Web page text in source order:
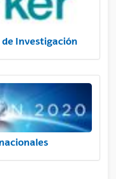
de Investigación